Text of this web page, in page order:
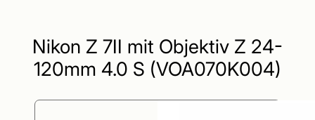
Nikon Z 7II mit Objektiv Z 24-
120mm 4.0 S (VOA070K004)